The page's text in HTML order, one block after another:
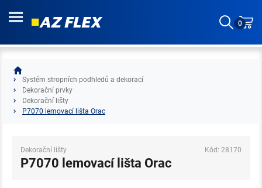
0
Systém stropních podhledů a dekorací
Dekorační prvky
Dekorační lišty
P7070 lemovací lišta Orac
Dekorační lišty Kód: 28170
P7070 lemovací lišta Orac